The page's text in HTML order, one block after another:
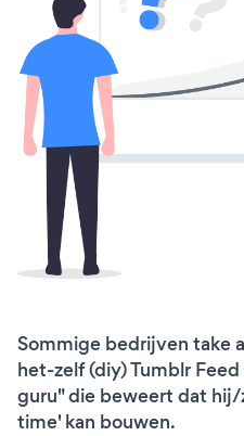
Sommige bedrijven take
het-zelf (diy) Tumblr
guru" die beweert dat hij/
time' kan bouwen.